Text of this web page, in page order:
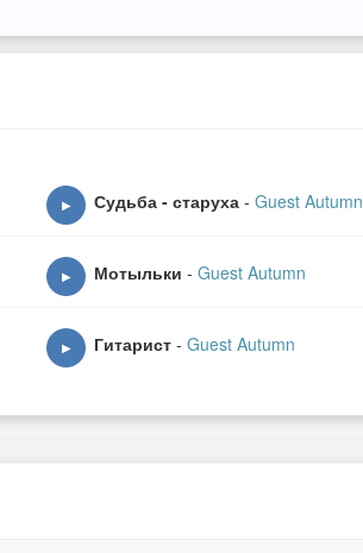
▶ Судьба - старуха - Guest Autumn
▶ Мотыльки - Guest Autumn
▶ Гитарист - Guest Autumn